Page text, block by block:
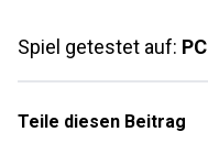
Spiel getestet auf: PC
Teile diesen Beitrag